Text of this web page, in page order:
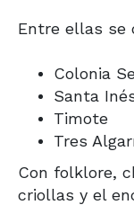
Entre ellas se
Colonia
Santa
Timote
Tres
Con folklore,
criollas y el